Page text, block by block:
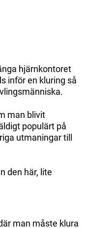
hjärnkontoret
inför en kluring så
man blivit
populärt på
utmaningar till
den här, lite
man måste klura